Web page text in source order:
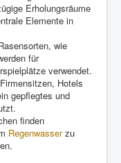
Erholungsräume
Elemente in
wie
für
verwendet.
Hotels
gepflegtes und
finden
Regenwasserzu